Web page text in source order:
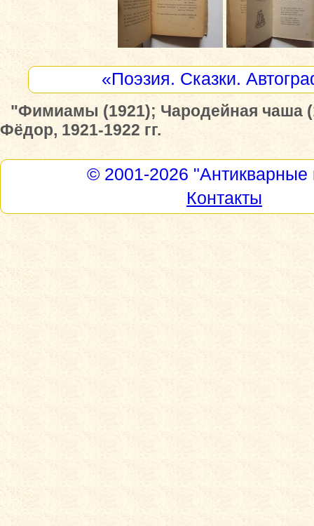
«Поэзия. Сказки.
"Фимиамы (1921); Чародейная чаша
Фёдор, 1921-1922 гг.
© 2001-2026 "Антикварные
Контакты